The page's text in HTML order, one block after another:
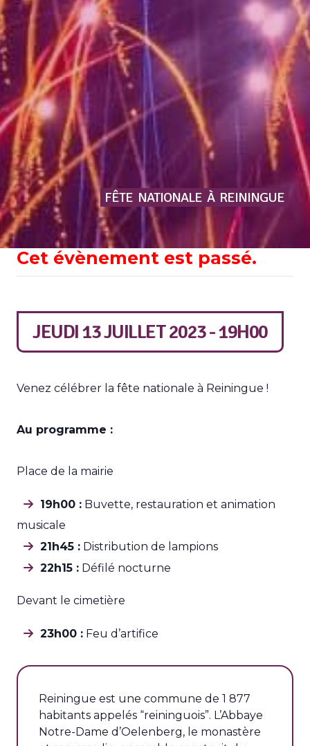
FÊTE NATIONALE À REININGUE
Cet évènement est passé.
JEUDI 13 JUILLET 2023 - 19H00
Venez célébrer la fête nationale à Reiningue !
Au programme :
Place de la mairie
19h00 : Buvette, restauration et animation
musicale
21h45 : Distribution de lampions
22h15 : Défilé nocturne
Devant le cimetière
23h00 : Feu d’artifice
Reiningue est une commune de 1 877
habitants appelés “reininguois”. L’Abbaye
Notre-Dame d’Oelenberg, le monastère